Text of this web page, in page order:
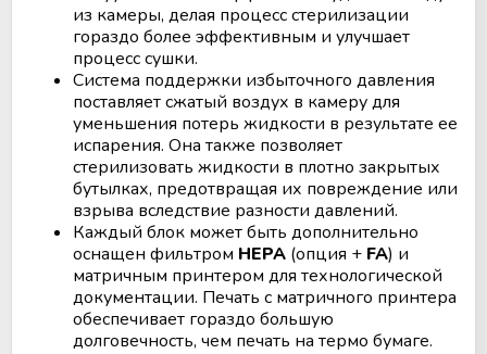
из камеры, делая процесс стерилизации
гораздо более эффективным и улучшает
процесс сушки.
Система поддержки избыточного давления
поставляет сжатый воздух в камеру для
уменьшения потерь жидкости в результате ее
испарения. Она также позволяет
стерилизовать жидкости в плотно закрытых
бутылках, предотвращая их повреждение или
взрыва вследствие разности давлений.
Каждый блок может быть дополнительно
оснащен фильтром HEPA (опция + FA) и
матричным принтером для технологической
документации. Печать с матричного принтера
обеспечивает гораздо большую
долговечность, чем печать на термо бумаге.